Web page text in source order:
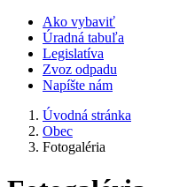
Ako vybaviť
Úradná tabuľa
Legislatíva
Zvoz odpadu
Napíšte nám
Úvodná stránka
Obec
Fotogaléria